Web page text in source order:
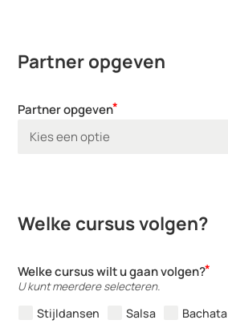
Partner opgeven
Partner opgeven
Welke cursus volgen?
Welke cursus wilt u gaan volgen?
U kunt meerdere selecteren.
Stijldansen Salsa
Bachata